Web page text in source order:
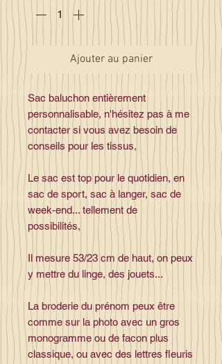
Ajouter au panier
Sac baluchon entièrement
personnalisable, n'hésitez pas à me
contacter si vous avez besoin de
conseils pour les tissus,
Le sac est top pour le quotidien, en
sac de sport, sac à langer, sac de
week-end... tellement de
possibilités,
Il mesure 53/23 cm de haut, on peux
y mettre du linge, des jouets...
La broderie du prénom peux être
comme sur la photo avec un gros
monogramme ou de facon plus
classique, ou avec des lettres fleuris